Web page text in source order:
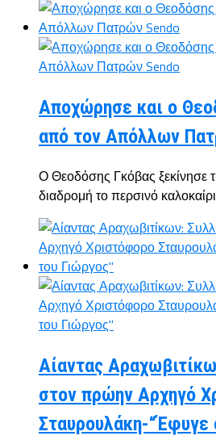
Αποχώρησε και ο
από τον Απόλλων
Ο Θεοδόσης Γκόβας ξεκίνησε
διαδρομή το περσινό
Αίαντας
στον πρώην Αρχηγό
Σταυρουλάκη-“Έφυγε